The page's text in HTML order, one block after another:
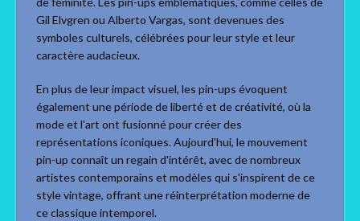
Gil Elvgren ou Alberto Vargas, sont devenues des
symboles culturels, célébrées pour leur style et leur
caractère audacieux.
En plus de leur impact visuel, les pin-ups évoquent
également une période de liberté et de créativité, où la
mode et l'art ont fusionné pour créer des
représentations iconiques. Aujourd'hui, le mouvement
pin-up connaît un regain d'intérêt, avec de nombreux
artistes contemporains et modèles qui s'inspirent de ce
style vintage, offrant une réinterprétation moderne de
ce classique intemporel.